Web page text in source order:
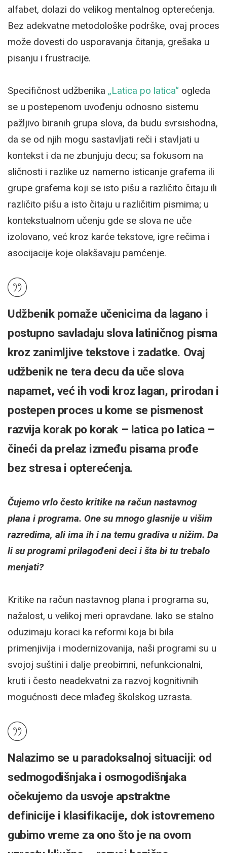
alfabet, dolazi do velikog mentalnog opterećenja.
Bez adekvatne metodološke podrške, ovaj proces
može dovesti do usporavanja čitanja, grešaka u
pisanju i frustracije.
Specifičnost udžbenika „Latica po latica“ ogleda
se u postepenom uvođenju odnosno sistemu
pažljivo biranih grupa slova, da budu svrsishodna,
da se od njih mogu sastavljati reči i stavljati u
kontekst i da ne zbunjuju decu; sa fokusom na
sličnosti i razlike uz namerno isticanje grafema ili
grupe grafema koji se isto pišu a različito čitaju ili
različito pišu a isto čitaju u različitim pismima; u
kontekstualnom učenju gde se slova ne uče
izolovano, već kroz karće tekstove, igre rečima i
asocijacije koje olakšavaju pamćenje.
Udžbenik pomaže učenicima da lagano i
postupno savladaju slova latiničnog pisma
kroz zanimljive tekstove i zadatke. Ovaj
udžbenik ne tera decu da uče slova
napamet, već ih vodi kroz lagan, prirodan i
postepen proces u kome se pismenost
razvija korak po korak – latica po latica –
čineći da prelaz između pisama prođe
bez stresa i opterećenja.
Čujemo vrlo često kritike na račun nastavnog
plana i programa. One su mnogo glasnije u višim
razredima, ali ima ih i na temu gradiva u nižim. Da
li su programi prilagođeni deci i šta bi tu trebalo
menjati?
Kritike na račun nastavnog plana i programa su,
nažalost, u velikoj meri opravdane. Iako se stalno
oduzimaju koraci ka reformi koja bi bila
primenjivija i modernizovanija, naši programi su u
svojoj suštini i dalje preobimni, nefunkcionalni,
kruti i često neadekvatni za razvoj kognitivnih
mogućnosti dece mlađeg školskog uzrasta.
Nalazimo se u paradoksalnoj situaciji: od
sedmogodišnjaka i osmogodišnjaka
očekujemo da usvoje apstraktne
definicije i klasifikacije, dok istovremeno
gubimo vreme za ono što je na ovom